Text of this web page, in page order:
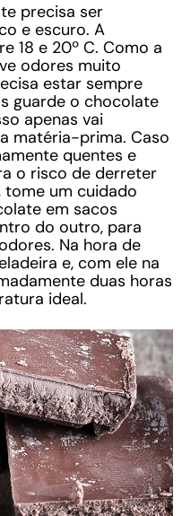
precisa ser
e escuro. A
18 e 20º C. Como a
odores muito
estar sempre
guarde o chocolate
apenas vai
matéria-prima. Caso
quentes e
o risco de derreter
um cuidado
em sacos
do outro, para
Na hora de
e, com ele na
duas horas
ideal.